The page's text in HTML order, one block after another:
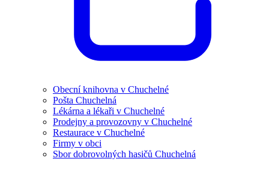
Obecní knihovna v Chuchelné
Pošta Chuchelná
Lékárna a lékaři v Chuchelné
Prodejny a provozovny v Chuchelné
Restaurace v Chuchelné
Firmy v obci
Sbor dobrovolných hasičů Chuchelná